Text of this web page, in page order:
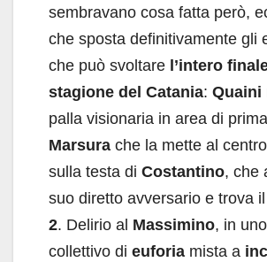
sembravano cosa fatta però,
che sposta definitivamente gli
che può svoltare l’intero
stagione del Catania: Quaini
palla visionaria in area di
Marsura che la mette al
sulla testa di Costantino, che
suo diretto avversario e trova il
2. Delirio al Massimino, in
collettivo di euforia mista a